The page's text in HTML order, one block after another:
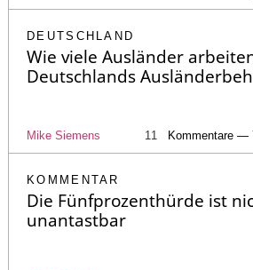
DEUTSCHLAND
Wie viele Ausländer
Deutschlands
Mike Siemens 11 Kommentare —
KOMMENTAR
Die Fünfprozenthürde ist
unantastbar